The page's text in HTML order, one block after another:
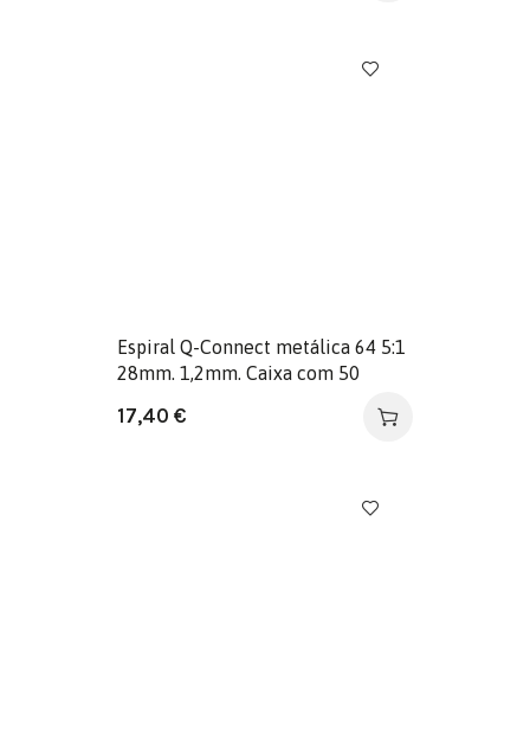
Espiral Q-Connect metálica 64 5:1
28mm. 1,2mm. Caixa com 50
17,40 €